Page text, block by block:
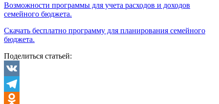
Возможности программы для учета расходов и доходов
семейного бюджета.
Скачать бесплатно программу для планирования семейного
бюджета.
Поделиться статьей:
VK
Telegram